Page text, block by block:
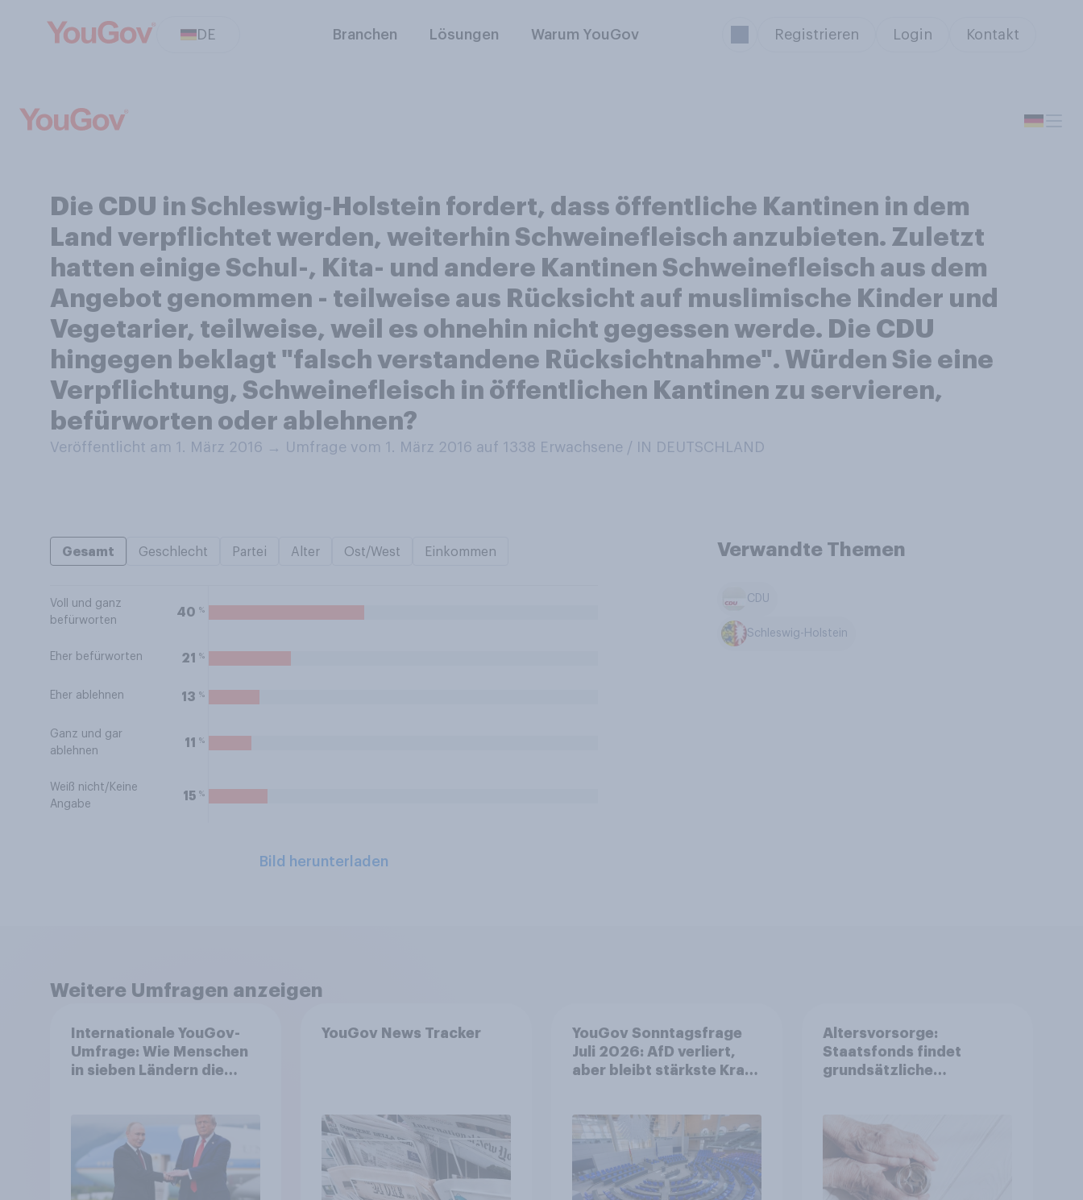
DE Branchen Lösungen Warum YouGov Registrieren Login Kontakt
Die CDU in Schleswig‑Holstein fordert, dass öffentliche Kantinen in dem
Land verpflichtet werden, weiterhin Schweinefleisch anzubieten. Zuletzt
hatten einige Schul-, Kita- und andere Kantinen Schweinefleisch aus dem
Angebot genommen - teilweise aus Rücksicht auf muslimische Kinder und
Vegetarier, teilweise, weil es ohnehin nicht gegessen werde. Die CDU
hingegen beklagt "falsch verstandene Rücksichtnahme". Würden Sie eine
Verpflichtung, Schweinefleisch in öffentlichen Kantinen zu servieren,
befürworten oder ablehnen?
Veröffentlicht am 1. März 2016 → Umfrage vom 1. März 2016 auf 1338 Erwachsene / IN DEUTSCHLAND
Gesamt Geschlecht Partei Alter Ost/West Einkommen
Voll und ganz
befürworten
40 %
Eher befürworten 21 %
Eher ablehnen 13 %
Ganz und gar
ablehnen
11 %
Weiß nicht/Keine
Angabe
15 %
Bild herunterladen
Verwandte Themen
CDU
Schleswig-Holstein
Weitere Umfragen anzeigen
Internationale YouGov-
Umfrage: Wie Menschen
in sieben Ländern die
Bedrohungen und
Bündnisse bewerten
YouGov News Tracker
YouGov Sonntagsfrage
Juli 2026: AfD verliert,
aber bleibt stärkste Kraft
Bevölkerung
Altersvorsorge:
Staatsfonds findet
grundsätzliche
entscheiden über die
Akzeptanz